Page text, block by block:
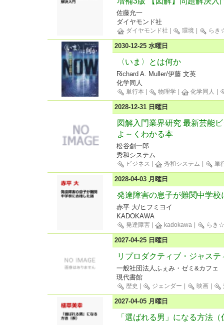
佐藤允一
ダイヤモンド社
ダイヤモンド社 環境 らき
2030-12-25 水曜日
〈いま〉とは何か
Richard A. Muller/伊藤 文英
化学同人
単行本 物理学 化学同人
2028-12-31 日曜日
図解入門業界研究 最新芸能
よ～くわかる本
松谷創一郎
秀和システム
ビジネス 秀和システム 単
2028-04-03 月曜日
発達障害の息子が難関中学校
赤平 大/ヒフミヨイ
KADOKAWA
発達障害 kadokawa らき
2027-04-25 日曜日
リプロダクティブ・ジャステ
一般社団法人ふぇみ・ゼミ&カフェ
現代書館
歴史 ジェンダー 映画
2027-04-05 月曜日
「選ばれる男」になる方法（